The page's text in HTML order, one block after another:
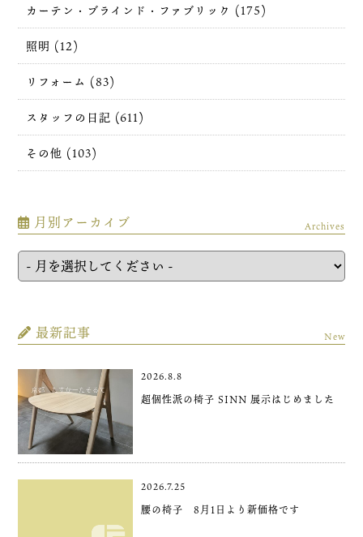
カーテン・ブラインド・ファブリック (175)
照明 (12)
リフォーム (83)
スタッフの日記 (611)
その他 (103)
月別アーカイブ Archives
最新記事 New
2026.8.8
超個性派の椅子 SINN 展示はじめました
2026.7.25
腰の椅子 8月1日より新価格です